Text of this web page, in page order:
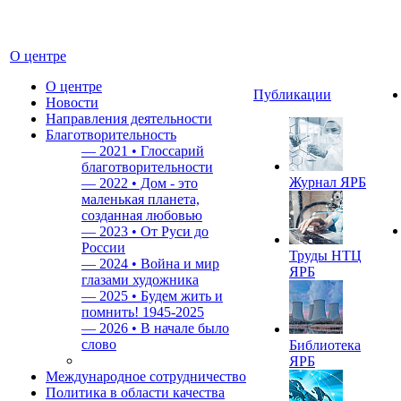
О центре
О центре
Новости
Направления деятельности
Благотворительность
— 2021 • Глоссарий
благотворительности
— 2022 • Дом - это
маленькая планета,
созданная любовью
— 2023 • От Руси до
России
— 2024 • Война и мир
глазами художника
— 2025 • Будем жить и
помнить! 1945-2025
— 2026 • В начале было
слово
Международное сотрудничество
Политика в области качества
Публикации
Журнал ЯРБ
Труды НТЦ
ЯРБ
Библиотека
ЯРБ